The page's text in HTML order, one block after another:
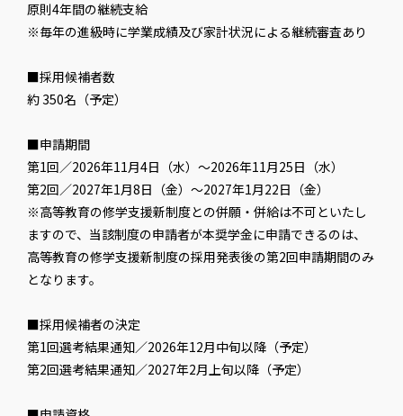
原則4年間の継続支給
※毎年の進級時に学業成績及び家計状況による継続審査あり
■採用候補者数
約 350名（予定）
■申請期間
第1回／2026年11月4日（水）～2026年11月25日（水）
第2回／2027年1月8日（金）～2027年1月22日（金）
※高等教育の修学支援新制度との併願・併給は不可といたし
ますので、当該制度の申請者が本奨学金に申請できるのは、
高等教育の修学支援新制度の採用発表後の第2回申請期間のみ
となります。
■採用候補者の決定
第1回選考結果通知／2026年12月中旬以降（予定）
第2回選考結果通知／2027年2月上旬以降（予定）